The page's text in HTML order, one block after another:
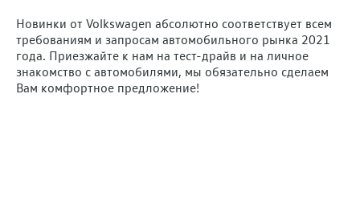
Новинки от Volkswagen абсолютно соответствует всем
требованиям и запросам автомобильного рынка 2021
года. Приезжайте к нам на тест-драйв и на личное
знакомство с автомобилями, мы обязательно сделаем
Вам комфортное предложение!